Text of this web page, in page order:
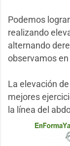
Podemos
realizando
alternando
observamos
La elevación
mejores
la línea del